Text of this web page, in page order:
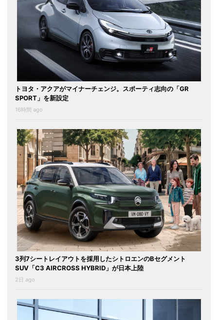
トヨタ・アクアがマイナーチェンジ。スポーティ志向の「GR
SPORT」を新設定
16時間 ago
3列7シートレイアウトを採用したシトロエンのBセグメント
SUV「C3 AIRCROSS HYBRID」が日本上陸
2日 ago